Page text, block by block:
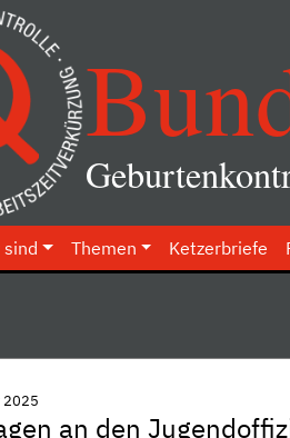
Themen Ketzerbriefe
2025
an den